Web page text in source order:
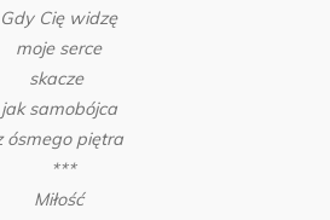
Gdy Cię widzę
moje serce
skacze
jak samobójca
ósmego piętra
***
Miłość